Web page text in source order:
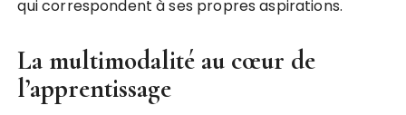
qui correspondent à ses propres aspirations.
La multimodalité au cœur de
l’apprentissage